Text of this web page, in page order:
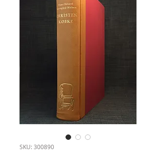
SKU: 300890